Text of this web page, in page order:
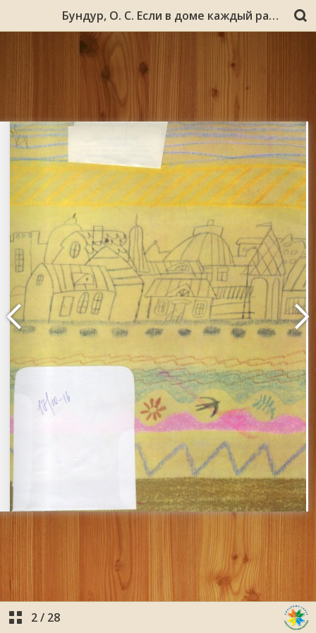
Бундур, О. С. Если в доме каждый рад : [для дошкольного возраста] / Олег Бундур ; [ил.: О. А. Гурина]. - Москва : Малыш, 1991. - [24] с. : цв. ил.
2/ 28